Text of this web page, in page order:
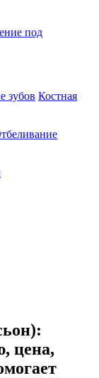
под
зубов Костная
цена,